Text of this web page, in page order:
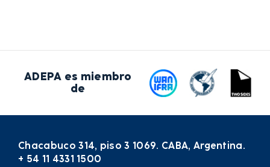
ADEPA es miembro
de
Chacabuco 314, piso 3 1069. CABA, Argentina.
+ 54 11 4331 1500